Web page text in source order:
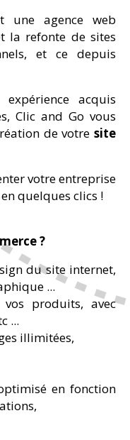
une agence web
la refonte de sites
et ce depuis
acquis
Clic and Go vous
de votre site
votre entreprise
quelques clics !
?
du site internet,
...
produits, avec
...
illimitées,
en fonction